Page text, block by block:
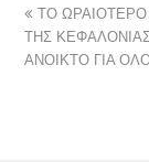
ΤΟ
ΤΗΣ ΚΕΦΑΛΟΝΙΑΣ
ΑΝΟΙΚΤΟ ΓΙΑ